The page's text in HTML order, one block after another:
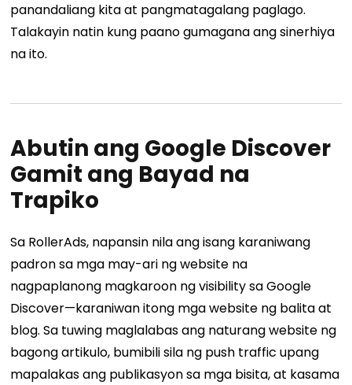
panandaliang kita at pangmatagalang paglago.
Talakayin natin kung paano gumagana ang sinerhiya
na ito.
Abutin ang Google Discover
Gamit ang Bayad na
Trapiko
Sa RollerAds, napansin nila ang isang karaniwang
padron sa mga may-ari ng website na
nagpaplanong magkaroon ng visibility sa Google
Discover—karaniwan itong mga website ng balita at
blog. Sa tuwing maglalabas ang naturang website ng
bagong artikulo, bumibili sila ng push traffic upang
mapalakas ang publikasyon sa mga bisita, at kasama